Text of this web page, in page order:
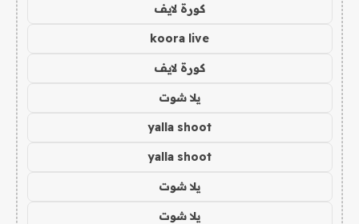
كورة لايف
koora live
كورة لايف
يلا شوت
yalla shoot
yalla shoot
يلا شوت
يلا شوت